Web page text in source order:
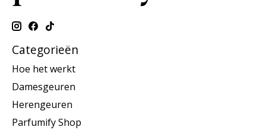
Categorieën
Hoe het werkt
Damesgeuren
Herengeuren
Parfumify Shop